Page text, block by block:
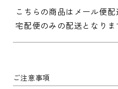
こちらの商品はメール便
宅配便のみの配送となりま
ご注意事項